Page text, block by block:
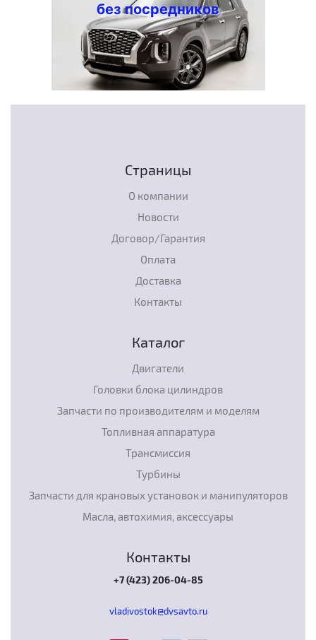
без посредников
Страницы
О компании
Новости
Договор/Гарантия
Оплата
Доставка
Контакты
Каталог
Двигатели
Головки блока цилиндров
Запчасти по производителям и моделям
Топливная аппаратура
Трансмиссия
Турбины
Запчасти для крановых установок и манипуляторов
Масла, автохимия, аксессуары
Контакты
+7 (423) 206-04-85
vladivostok@dvsavto.ru